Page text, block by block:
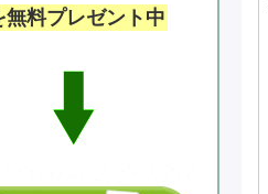
料プレゼント中